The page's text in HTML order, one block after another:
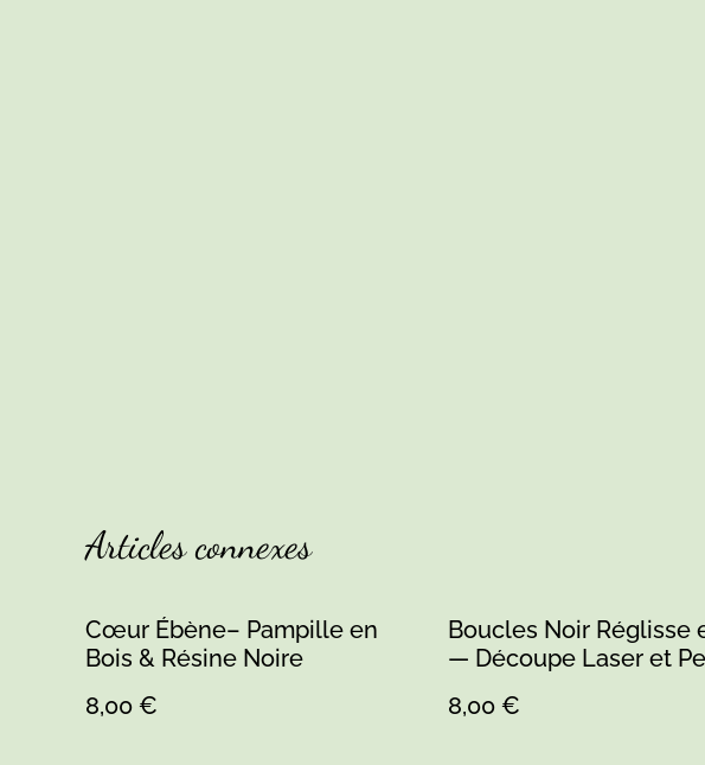
Articles connexes
Cœur Ébène– Pampille en
Bois & Résine Noire
8,00 €
Boucles Noir Réglisse
— Découpe Laser et
Lucé
8,00 €